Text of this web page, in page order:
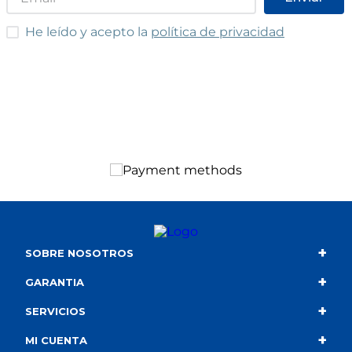
pueden variar respecto a los de la
He leído y acepto las condiciones
He leído y acepto la política de privacidad
SOBRE NOSOTROS +
Contacto
Quiénes somos
Catálogo
GARANTIA +
Condiciones de compra
Política de privacidad
SERVICIOS +
Envío
MI CUENTA +